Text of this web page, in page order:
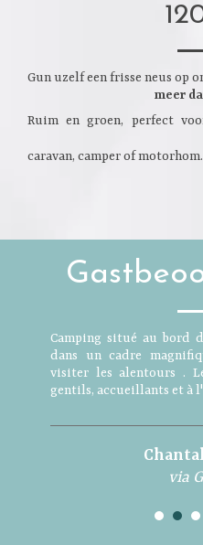
Gun uzelf een frisse neus op
meer
Ruim en groen, perfect
caravan, camper of
Camping situé au bord
dans un cadre
visiter les alentours .
gentils, accueillants et à
via